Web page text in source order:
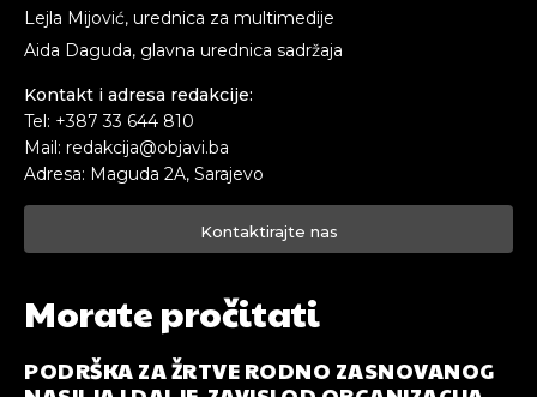
Lejla Mijović, urednica za multimedije
Aida Daguda, glavna urednica sadržaja
Kontakt i adresa redakcije:
Tel: +387 33 644 810
Mail: redakcija@objavi.ba
Adresa: Maguda 2A, Sarajevo
Kontaktirajte nas
Morate pročitati
PODRŠKA ZA ŽRTVE RODNO ZASNOVANOG